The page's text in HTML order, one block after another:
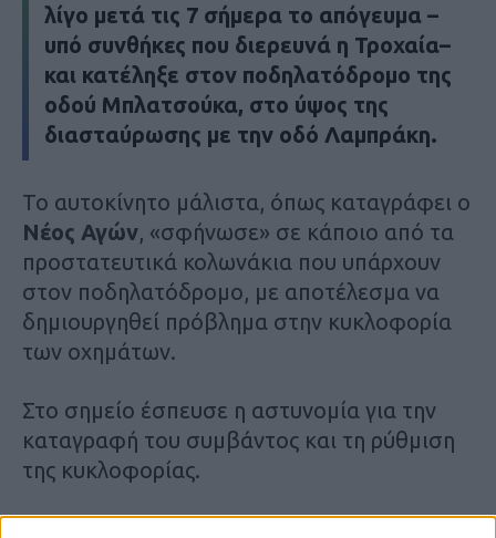
λίγο μετά τις 7 σήμερα το απόγευμα –
υπό συνθήκες που διερευνά η Τροχαία–
και κατέληξε στον ποδηλατόδρομο της
οδού Μπλατσούκα, στο ύψος της
διασταύρωσης με την οδό Λαμπράκη.
Το αυτοκίνητο μάλιστα, όπως καταγράφει ο
Νέος Αγών, «σφήνωσε» σε κάποιο από τα
προστατευτικά κολωνάκια που υπάρχουν
στον ποδηλατόδρομο, με αποτέλεσμα να
δημιουργηθεί πρόβλημα στην κυκλοφορία
των οχημάτων.
Στο σημείο έσπευσε η αστυνομία για την
καταγραφή του συμβάντος και τη ρύθμιση
της κυκλοφορίας.